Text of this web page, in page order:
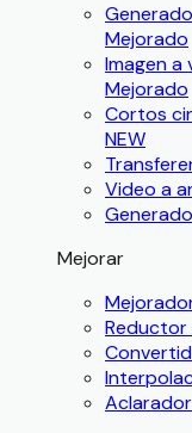
Mejorado
Imagen a
Mejorado
Cortos
NEW
Video a
Mejorar
Reductor